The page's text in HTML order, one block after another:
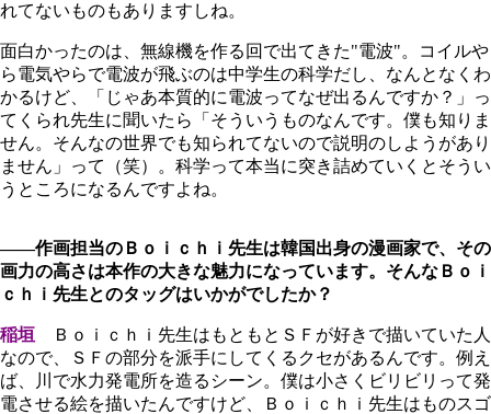
れてないものもありますしね。
面白かったのは、無線機を作る回で出てきた"電波"。コイルや
ら電気やらで電波が飛ぶのは中学生の科学だし、なんとなくわ
かるけど、「じゃあ本質的に電波ってなぜ出るんですか？」っ
てくられ先生に聞いたら「そういうものなんです。僕も知りま
せん。そんなの世界でも知られてないので説明のしようがあり
ません」って（笑）。科学って本当に突き詰めていくとそうい
うところになるんですよね。
――作画担当のＢｏｉｃｈｉ先生は韓国出身の漫画家で、その
画力の高さは本作の大きな魅力になっています。そんなＢｏｉ
ｃｈｉ先生とのタッグはいかがでしたか？
稲垣 Ｂｏｉｃｈｉ先生はもともとＳＦが好きで描いていた人
なので、ＳＦの部分を派手にしてくるクセがあるんです。例え
ば、川で水力発電所を造るシーン。僕は小さくビリビリって発
電させる絵を描いたんですけど、Ｂｏｉｃｈｉ先生はものスゴ